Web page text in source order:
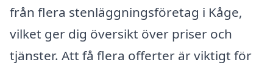
från flera stenläggningsföretag i Kåge,
vilket ger dig översikt över priser och
tjänster. Att få flera offerter är viktigt för